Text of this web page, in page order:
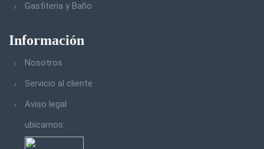
Gasfiteria y Baño
Información
Nosotros
Servicio al cliente
Aviso legal
ubicarnos: